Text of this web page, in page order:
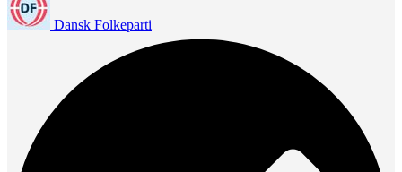
Dansk Folkeparti